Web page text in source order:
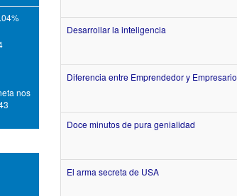
Desarrollar la inteligencia
Diferencia entre Emprendedor y Empresario
Doce minutos de pura genialidad
El arma secreta de USA
nos